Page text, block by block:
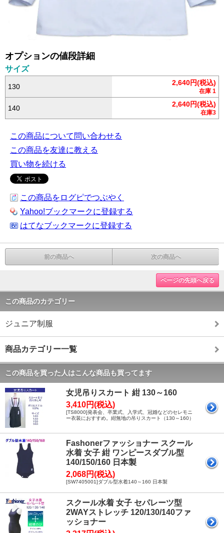
オプションの値段詳細
サイズ
130 2,640円(税込)
在庫 1
140 2,640円(税込)
在庫3
この商品について問い合わせる
この商品を友達に教える
買い物を続ける
この商品をログピでつぶやく
Yahoo!ブックマークに登録する
はてなブックマークに登録する
前の商品へ 次の商品へ
ページの先頭へ戻る
この商品のカテゴリー
ジュニア制服
商品カテゴリー一覧
この商品を買った人はこんな商品も買ってます
女児吊りスカート 紺 130～160
3,410円(税込)
[TS8000]発表会、卒業式、入学式、冠婚などのセレモニ
ー衣装におすすめ。紺無地の吊りスカート（130～160）
Fashonerファッショナー スクール
水着 女子 紺 ワンピースダブル型
140/150/160 日本製
2,068円(税込)
[SW7405001]ダブル型水着140～160 日本製
スクール水着 女子 セパレーツ型
2WAYストレッチ 120/130/140ファ
ッショナー